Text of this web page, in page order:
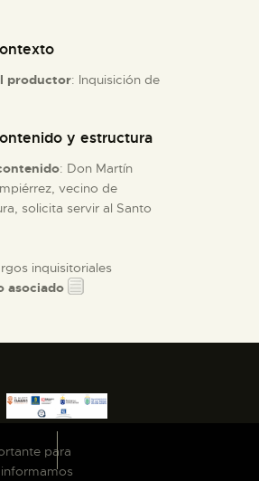
productor: Inquisición de
y estructura
: Don Martín
vecino de
solicita servir al Santo
inquisitoriales
asociado
para